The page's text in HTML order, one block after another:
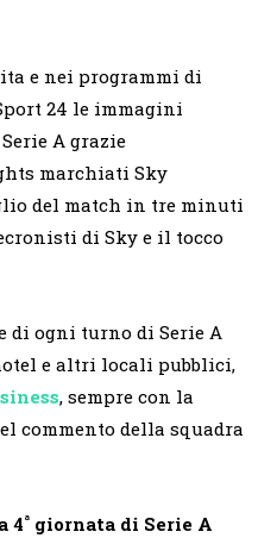
e nei programmi di
24 le immagini
A grazie
marchiati Sky
del match in tre minuti
di Sky e il tocco
di ogni turno di Serie A
e altri locali pubblici,
, sempre con la
commento della squadra
4ª giornata di Serie A